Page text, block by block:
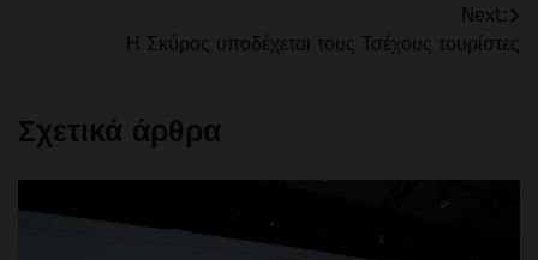
Next:
Η Σκύρος υποδέχεται τους Τσέχους τουρίστες
Σχετικά άρθρα